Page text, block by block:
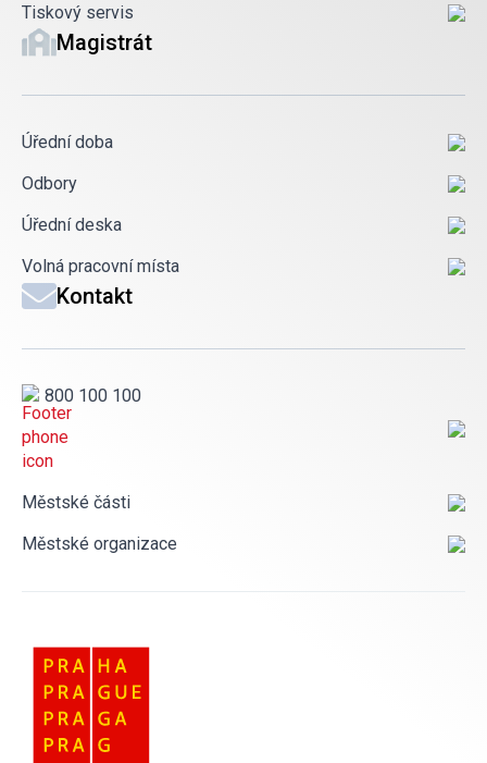
Tiskový servis
Magistrát
Úřední doba
Odbory
Úřední deska
Volná pracovní místa
Kontakt
800 100 100
Městské části
Městské organizace